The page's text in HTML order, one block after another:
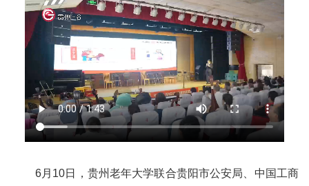
6月10日，贵州老年大学联合贵阳市公安局、中国工商